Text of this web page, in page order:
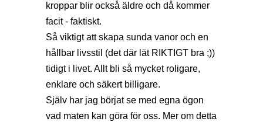
kroppar blir också äldre och då kommer
facit - faktiskt.
Så viktigt att skapa sunda vanor och en
hållbar livsstil (det där lät RIKTIGT bra ;))
tidigt i livet. Allt bli så mycket roligare,
enklare och säkert billigare.
Själv har jag börjat se med egna ögon
vad maten kan göra för oss. Mer om detta